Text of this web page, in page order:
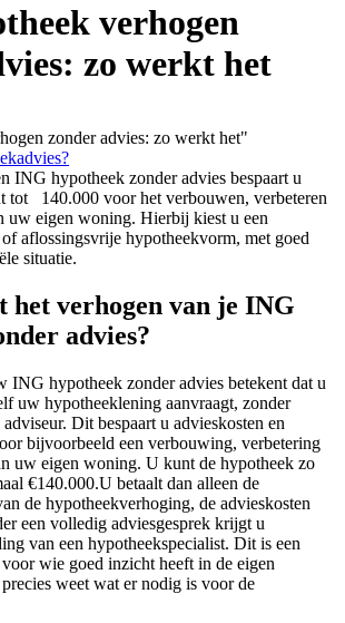
verhogen
zo werkt het
zonder advies: zo werkt het"
ING hypotheek zonder advies bespaart u
tot 140.000 voor het verbouwen, verbeteren
uw eigen woning. Hierbij kiest u een
aflossingsvrije hypotheekvorm, met goed
situatie.
het verhogen van je ING
advies?
ING hypotheek zonder advies betekent dat u
uw hypotheeklening aanvraagt, zonder
Dit bespaart u advieskosten en
bijvoorbeeld een verbouwing, verbetering
uw eigen woning. U kunt de hypotheek zo
€140.000.U betaalt dan alleen de
de hypotheekverhoging, de advieskosten
een volledig adviesgesprek krijgt u
van een hypotheekspecialist. Dit is een
wie goed inzicht heeft in de eigen
weet wat er nodig is voor de